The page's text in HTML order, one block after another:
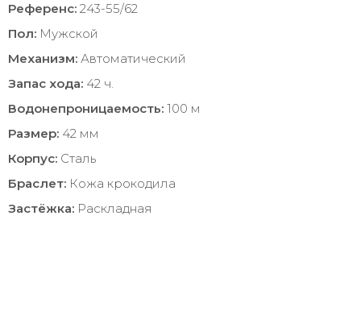
Референс: 243-55/62
Пол: Мужской
Механизм: Автоматический
Запас хода: 42 ч.
Водонепроницаемость: 100 м
Размер: 42 мм
Корпус: Сталь
Браслет: Кожа крокодила
Застёжка: Раскладная